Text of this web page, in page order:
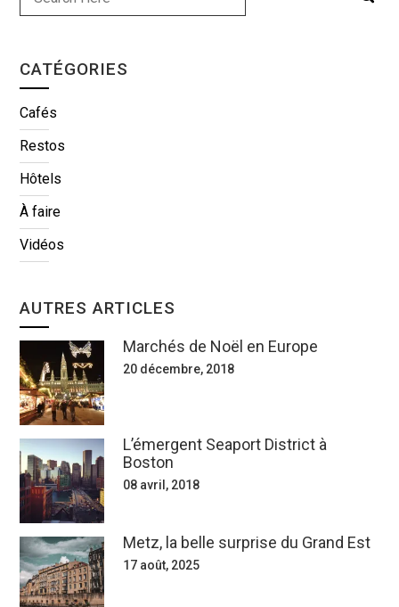
CATÉGORIES
Cafés
Restos
Hôtels
À faire
Vidéos
AUTRES ARTICLES
Marchés de Noël en Europe
20 décembre, 2018
L’émergent Seaport District à
Boston
08 avril, 2018
Metz, la belle surprise du Grand Est
17 août, 2025